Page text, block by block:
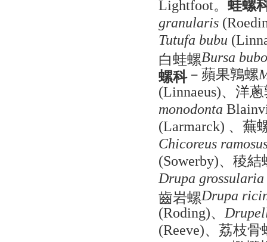
Lightfoot。 蛙螺
granularis
Tutufa bubu
白蛙螺Bursa bubo
螺科－蘋果鶉螺
(Linnaeus)、洋
monodonta
(Larmarck) 、蕪
Chicoreus
(Sowerby)、稜結
Drupa grossularia
齒岩螺Drupa
(Roding)、
(Reeve)、荔枝骨